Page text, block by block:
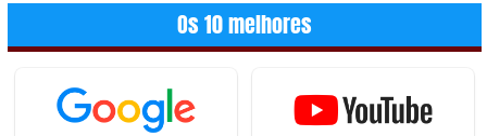
Os 10 melhores